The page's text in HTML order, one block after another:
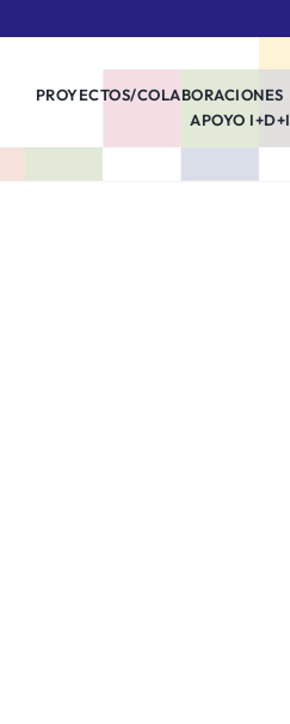
PROYECTOS/COLABORACIONES
APOYO I+D+I